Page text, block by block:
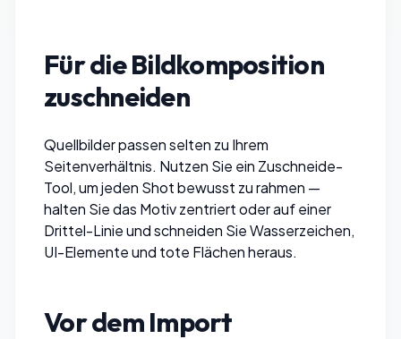
Für die Bildkomposition
zuschneiden
Quellbilder passen selten zu Ihrem
Seitenverhältnis. Nutzen Sie ein Zuschneide-
Tool, um jeden Shot bewusst zu rahmen —
halten Sie das Motiv zentriert oder auf einer
Drittel-Linie und schneiden Sie Wasserzeichen,
UI-Elemente und tote Flächen heraus.
Vor dem Import